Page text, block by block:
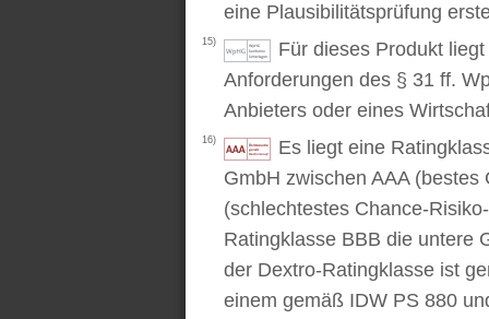
eine Plausibilitätsprüfung
15)
Für dieses Produkt
Anforderungen des § 31 ff.
Anbieters oder eines
16)
Es liegt eine
GmbH zwischen AAA
(schlechtestes Chance-
Ratingklasse BBB die untere
der Dextro-Ratingklasse ist
einem gemäß IDW PS 880